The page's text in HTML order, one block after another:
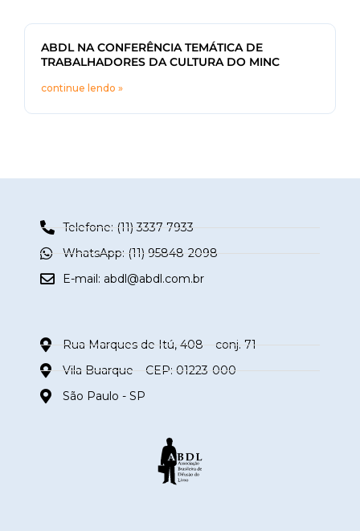
ABDL NA CONFERÊNCIA TEMÁTICA DE
TRABALHADORES DA CULTURA DO MINC
continue lendo »
Telefone: (11) 3337-7933
WhatsApp: (11) 95848-2098
E-mail: abdl@abdl.com.br
Rua Marques de Itú, 408 – conj. 71
Vila Buarque – CEP: 01223-000
São Paulo - SP